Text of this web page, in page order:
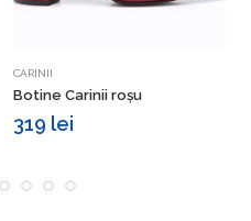
CARINII
Botine Carinii roșu
319 lei